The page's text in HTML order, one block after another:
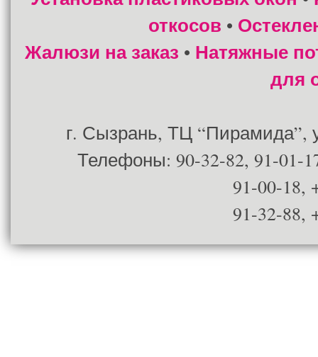
откосов •
Жалюзи на заказ • Натяжные
для
г. Сызрань, ТЦ “Пирамида”,
Телефоны: 90-32-82, 91-01-
91-00-18,
91-32-88,